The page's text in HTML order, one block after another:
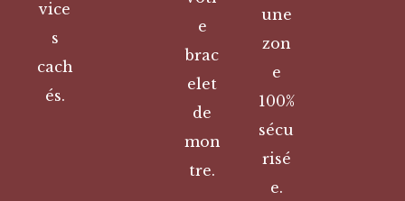
vice
s
cach
és.
e
brac
elet
de
mon
tre.
une
zon
e
100%
sécu
risé
e.